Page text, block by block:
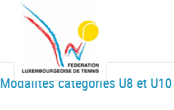
Modalités catégories U8 et U10